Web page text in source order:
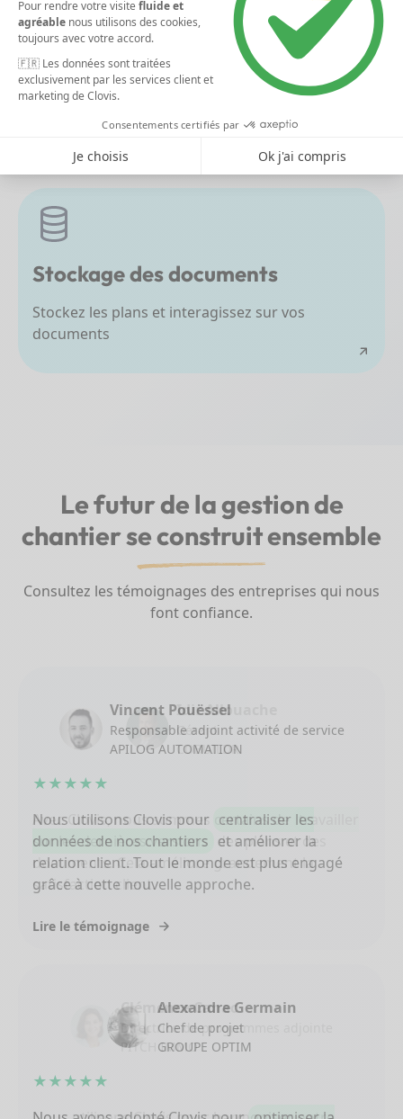
Planification des tâches
Stockage des documents
Stockez les plans et interagissez sur vos
documents
Le futur de la gestion de
chantier se construitensemble
Consultez les témoignages des entreprises qui nous
font confiance.
Idir Allouache
Gérant
COBUILDR
★★★★★
Avec Clovis, nous sommes certains de travailler
sur les dernières versions des plans et des
documents. Cela améliore grandement la
satisfaction client.
Lire le témoignage
Clémence Canac
Directrice de programmes adjointe
PITCH IMMO
★★★★★